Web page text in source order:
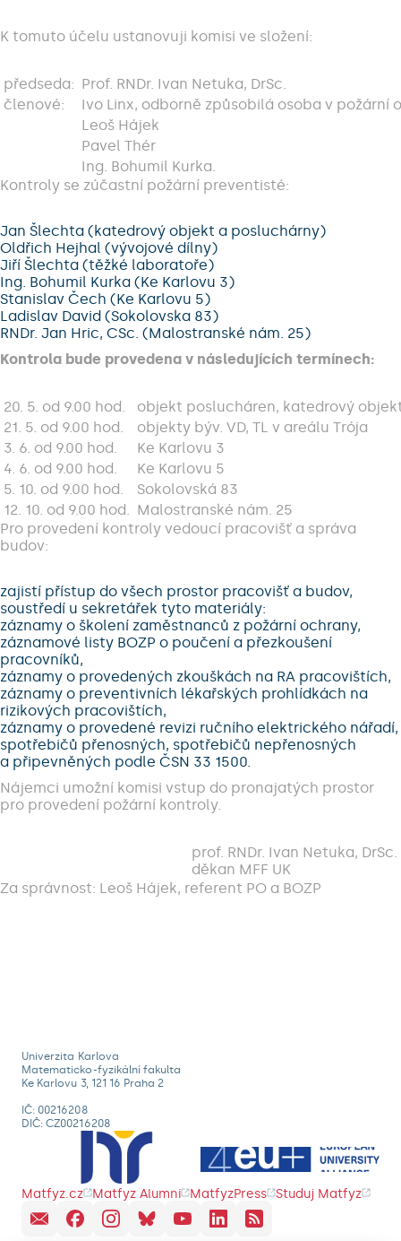
K tomuto účelu ustanovuji komisi ve složení:
předseda: Prof. RNDr. Ivan Netuka, DrSc.
členové:
Ivo Linx, odborně způsobilá osoba v požární
Leoš Hájek
Pavel Thér
Ing. Bohumil Kurka.
Kontroly se zúčastní požární preventisté:
Jan Šlechta (katedrový objekt a posluchárny)
Oldřich Hejhal (vývojové dílny)
Jiří Šlechta (těžké laboratoře)
Ing. Bohumil Kurka (Ke Karlovu 3)
Stanislav Čech (Ke Karlovu 5)
Ladislav David (Sokolovska 83)
RNDr. Jan Hric, CSc. (Malostranské nám. 25)
Kontrola bude provedena v následujících termínech:
20. 5. od 9.00 hod.
objekt poslucháren, katedrový
21. 5. od 9.00 hod.
objekty býv. VD, TL v areálu Trója
3. 6. od 9.00 hod.
Ke Karlovu 3
4. 6. od 9.00 hod.
Ke Karlovu 5
5. 10. od 9.00 hod.
Sokolovská 83
12. 10. od 9.00 hod. Malostranské nám. 25
Pro provedení kontroly vedoucí pracovišť a správa
budov:
zajistí přístup do všech prostor pracovišť a budov,
soustředí u sekretářek tyto materiály:
záznamy o školení zaměstnanců z požární ochrany,
záznamové listy BOZP o poučení a přezkoušení
pracovníků,
záznamy o provedených zkouškách na RA pracovištích,
záznamy o preventivních lékařských prohlídkách na
rizikových pracovištích,
záznamy o provedené revizi ručního elektrického nářadí,
spotřebičů přenosných, spotřebičů nepřenosných
a připevněných podle ČSN 33 1500.
Nájemci umožní komisi vstup do pronajatých prostor
pro provedení požární kontroly.
prof. RNDr. Ivan Netuka, DrSc.
děkan MFF UK
Za správnost: Leoš Hájek, referent PO a BOZP
Univerzita Karlova
Matematicko-fyzikální fakulta
Ke Karlovu 3, 121 16 Praha 2
IČ: 00216208
DIČ: CZ00216208
Matfyz.cz Matfyz Alumni MatfyzPress Studuj Matfyz